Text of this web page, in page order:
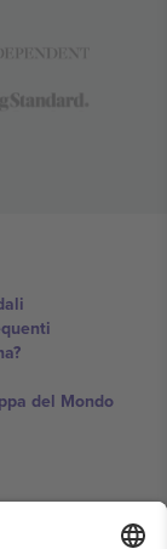
del Mondo